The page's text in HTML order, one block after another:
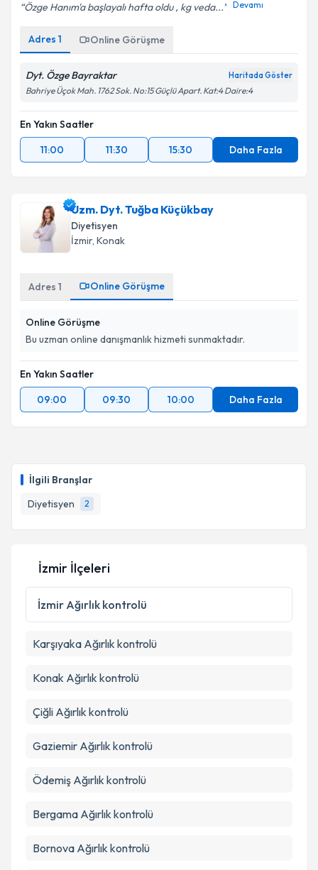
İlgili Branşlar
Diyetisyen
2
Özge Hanım'a başlayalı hafta oldu , kg veda... Devamı
Adres 1 Online Görüşme
Dyt. Özge Bayraktar Haritada Göster
Bahriye Üçok Mah. 1762 Sok. No:15 Güçlü Apart. Kat:4 Daire:4
En Yakın Saatler
11:00
11:30 15:30 Daha Fazla
Uzm. Dyt. Tuğba Küçükbay
Diyetisyen
İzmir, Konak
Adres 1 Online Görüşme
Online Görüşme
Bu uzman online danışmanlık hizmeti sunmaktadır.
En Yakın Saatler
09:00
09:30 10:00 Daha Fazla
İzmir İlçeleri
İzmir Ağırlık kontrolü
Karşıyaka Ağırlık kontrolü
Konak Ağırlık kontrolü
Çiğli Ağırlık kontrolü
Gaziemir Ağırlık kontrolü
Ödemiş Ağırlık kontrolü
Bergama Ağırlık kontrolü
Bornova Ağırlık kontrolü